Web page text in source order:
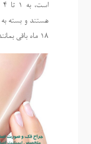
18 ماه باقی بمانند.